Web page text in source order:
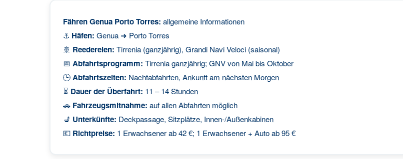
Fähren Genua Porto Torres: allgemeine Informationen
⚓ Häfen: Genua ➜ Porto Torres
🚢 Reedereien: Tirrenia (ganzjährig), Grandi Navi Veloci (saisonal)
📅 Abfahrtsprogramm: Tirrenia ganzjährig; GNV von Mai bis Oktober
🕒Abfahrtszeiten: Nachtabfahrten, Ankunft am nächsten Morgen
⏳ Dauer der Überfahrt: 11 – 14 Stunden
🚗 Fahrzeugsmitnahme: auf allen Abfahrten möglich
💺 Unterkünfte: Deckpassage, Sitzplätze, Innen-/Außenkabinen
💶 Richtpreise: 1 Erwachsener ab 42 €; 1 Erwachsener + Auto ab 95 €